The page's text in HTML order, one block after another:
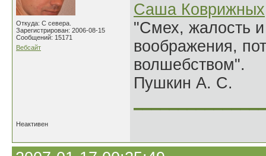
Откуда: С севера.
Зарегистрирован: 2006-08-15
Сообщений: 15171
Вебсайт
Саша Коврижных
"Смех, жалость
воображения,
волшебством".
Пушкин А. С.
Неактивен